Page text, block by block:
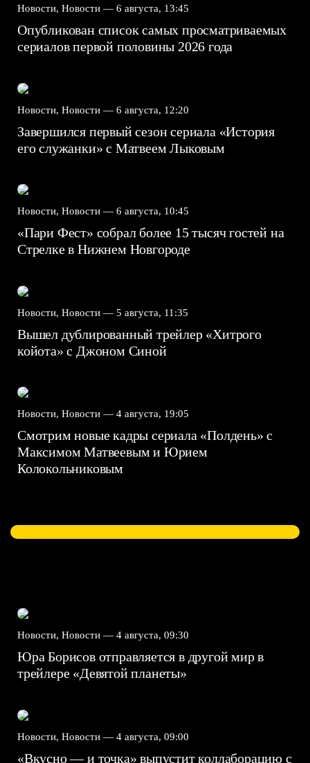
Новости, Новости — 6 августа, 13:45
Опубликован список самых просматриваемых
сериалов первой половины 2026 года
Новости, Новости — 6 августа, 12:20
Завершился первый сезон сериала «История
его служанки» с Матвеем Лыковым
Новости, Новости — 6 августа, 10:45
«Пари Фест» собрал более 15 тысяч гостей на
Стрелке в Нижнем Новгороде
Новости, Новости — 5 августа, 11:35
Вышел дублированный трейлер «Хитрого
койота» с Джоном Синой
Новости, Новости — 4 августа, 19:05
Смотрим новые кадры сериала «Полдень» с
Максимом Матвеевым и Юрием
Колокольниковым
Новости, Новости — 4 августа, 09:30
Юра Борисов отправляется в другой мир в
трейлере «Девятой планеты»
Новости, Новости — 4 августа, 09:00
«Вкусно — и точка» выпустит коллаборацию с